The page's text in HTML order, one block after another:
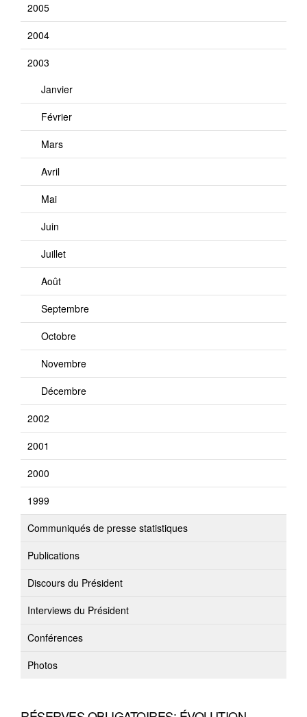
2005
2004
2003
Janvier
Février
Mars
Avril
Mai
Juin
Juillet
Août
Septembre
Octobre
Novembre
Décembre
2002
2001
2000
1999
Communiqués de presse statistiques
Publications
Discours du Président
Interviews du Président
Conférences
Photos